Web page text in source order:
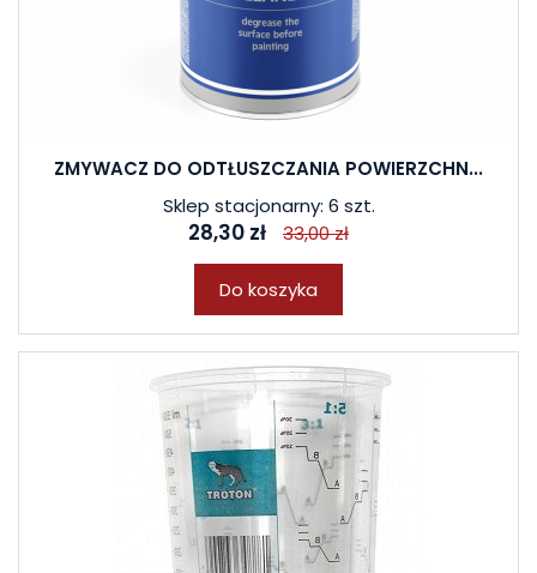
ZMYWACZ DO ODTŁUSZCZANIA POWIERZCHN...
Sklep stacjonarny: 6 szt.
28,30 zł 33,00 zł
Do koszyka